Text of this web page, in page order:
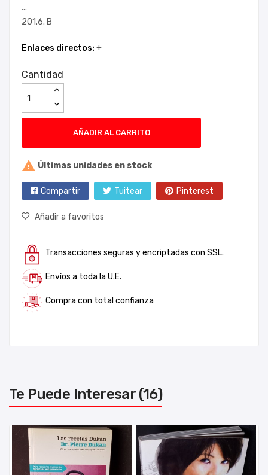
...
201.6. B
Enlaces directos: +
Cantidad
AÑADIR AL CARRITO
 Últimas unidades en stock
Compartir Tuitear Pinterest
Añadir a favoritos
Transacciones seguras y encriptadas con SSL.
Envíos a toda la U.E.
Compra con total confianza
Te Puede Interesar (16)